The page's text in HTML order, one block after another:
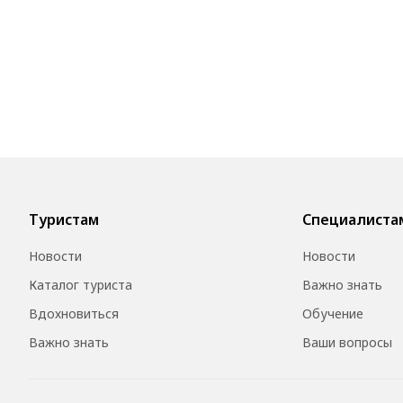
Туристам
Новости
Каталог туриста
Вдохновиться
Важно знать
Новости
Важно знать
Обучение
Ваши вопросы